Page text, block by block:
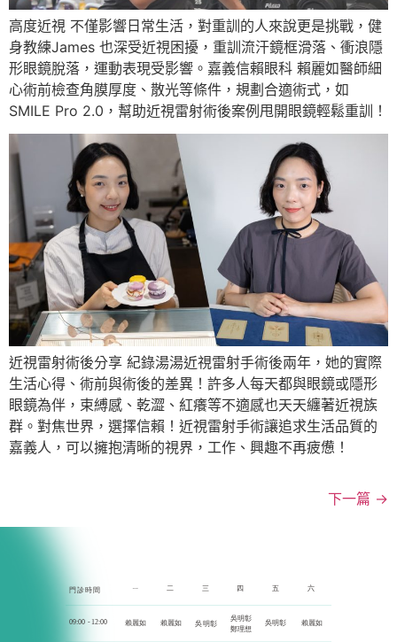
高度近視 不僅影響日常生活，對重訓的人來說更是挑戰，健
身教練James 也深受近視困擾，重訓流汗鏡框滑落、衝浪隱
形眼鏡脫落，運動表現受影響。嘉義信賴眼科 賴麗如醫師細
心術前檢查角膜厚度、散光等條件，規劃合適術式，如
SMILE Pro 2.0，幫助近視雷射術後案例甩開眼鏡輕鬆重訓！
近視雷射術後分享 紀錄湯湯近視雷射手術後兩年，她的實際
生活心得、術前與術後的差異！許多人每天都與眼鏡或隱形
眼鏡為伴，束縛感、乾澀、紅癢等不適感也天天纏著近視族
群。對焦世界，選擇信賴！近視雷射手術讓追求生活品質的
嘉義人，可以擁抱清晰的視界，工作、興趣不再疲憊！
下一篇 →